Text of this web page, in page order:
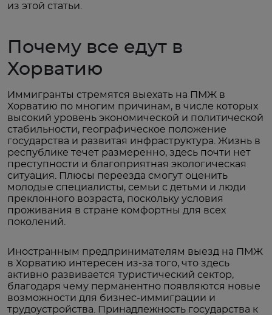
из этой статьи.
Почему все едут в
Хорватию
Иммигранты стремятся выехать на ПМЖ в
Хорватию по многим причинам, в числе которых
высокий уровень экономической и политической
стабильности, географическое положение
государства и развитая инфраструктура. Жизнь в
республике течет размеренно, здесь почти нет
преступности и благоприятная экологическая
ситуация. Плюсы переезда смогут оценить
молодые специалисты, семьи с детьми и люди
преклонного возраста, поскольку условия
проживания в стране комфортны для всех
поколений.
Иностранным предпринимателям выезд на ПМЖ
в Хорватию интересен из-за того, что здесь
активно развивается туристический сектор,
благодаря чему перманентно появляются новые
возможности для бизнес-иммиграции и
трудоустройства. Принадлежность государства к